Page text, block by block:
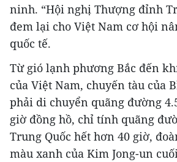
ninh. “Hội nghị Thượng đỉnh
đem lại cho Việt Nam cơ hội
quốc tế.
Từ gió lạnh phương Bắc đến
của Việt Nam, chuyến tàu của
phải di chuyển quãng đường
giờ đồng hồ, chỉ tính quãng
Trung Quốc hết hơn 40 giờ,
màu xanh của Kim Jong-un